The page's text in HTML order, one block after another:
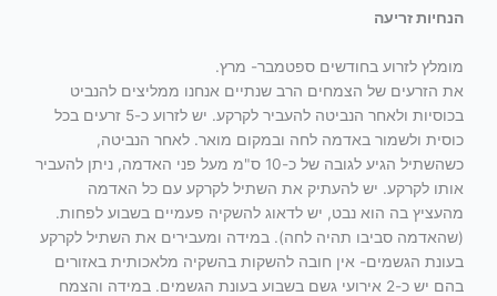
הנחיות זריעה
מומלץ לזרוע בחודשים ספטמבר- מרץ.
את הזרעים של הצמחים הרב שנתיים אנחנו ממליצים להנביט
בכוסיות ולאחר הנביטה להעביר לקרקע. יש לזרוע כ-5 זרעים בכל
כוסית ולשמור באדמה לחה ובמקום מואר. לאחר הנביטה,
כשהשתיל הגיע לגובה של כ-10 ס"מ מעל פני האדמה, ניתן להעביר
אותו לקרקע. יש להעתיק את השתיל לקרקע עם כל האדמה
מהעציץ בה הוא נבט, יש לדאוג להשקיה פעמיים בשבוע לפחות.
(שהאדמה סביבו תהיה לחה). במידה ומעבירים את השתיל לקרקע
בעונת הגשמים- אין חובה להשקות בהשקיה מלאכותית באזורים
בהם יש כ-2 אירועי גשם בשבוע בעונת הגשמים. במידה והצמח